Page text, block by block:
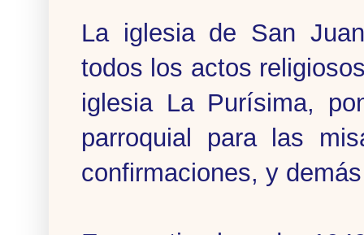
La iglesia de San
todos los actos
iglesia La Purísima,
parroquial para las
confirmaciones, y